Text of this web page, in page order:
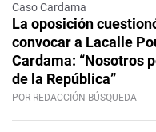
Caso Cardama
La oposición
convocar a Lacalle
Cardama: “Nosotros
de la República”
POR REDACCIÓN BÚSQUEDA